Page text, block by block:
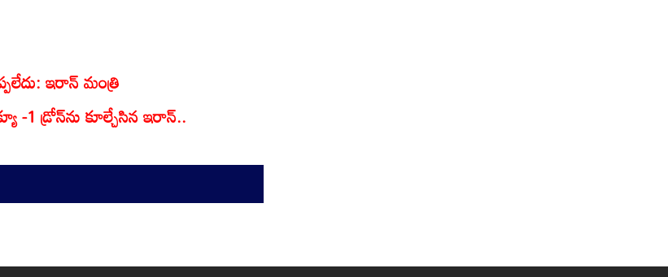
ఇరాన్ మంత్రి
-1 డ్రోన్‌ను కూల్చేసిన ఇరాన్..